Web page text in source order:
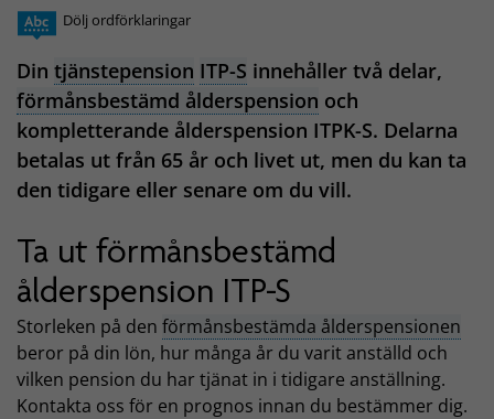
Dölj ordförklaringar
Din tjänstepension ITP-S innehåller två delar,
förmånsbestämd ålderspension och
kompletterande ålderspension ITPK-S. Delarna
betalas ut från 65 år och livet ut, men du kan ta
den tidigare eller senare om du vill.
Ta ut förmånsbestämd
ålderspension ITP-S
Storleken på den förmånsbestämda ålderspensionen
beror på din lön, hur många år du varit anställd och
vilken pension du har tjänat in i tidigare anställning.
Kontakta oss för en prognos innan du bestämmer dig.